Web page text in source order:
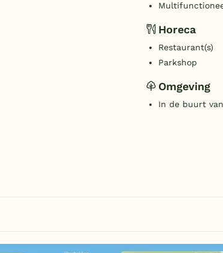
Horeca
Restaurant(s)
Parkshop
Omgeving
In de buurt